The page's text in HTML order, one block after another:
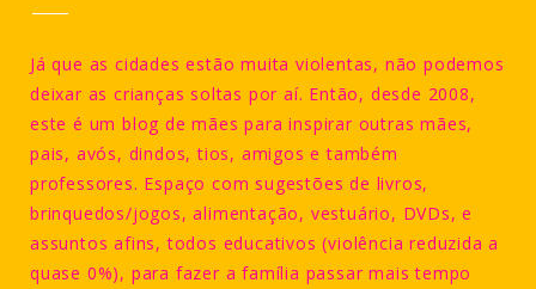
Já que as cidades estão muita violentas, não podemos
deixar as crianças soltas por aí. Então, desde 2008,
este é um blog de mães para inspirar outras mães,
pais, avós, dindos, tios, amigos e também
professores. Espaço com sugestões de livros,
brinquedos/jogos, alimentação, vestuário, DVDs, e
assuntos afins, todos educativos (violência reduzida a
quase 0%), para fazer a família passar mais tempo